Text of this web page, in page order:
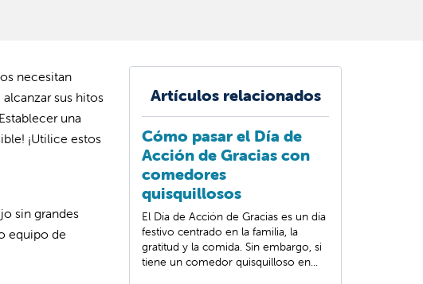
necesitan
sus hitos
una
¡Utilice estos
sin grandes
equipo de
Artículos relacionados
Cómo pasar el Día de
Acción de Gracias con
comedores
quisquillosos
El Día de Acción de Gracias es un día
festivo centrado en la familia, la
gratitud y la comida. Sin embargo, si
tiene un comedor quisquilloso en...